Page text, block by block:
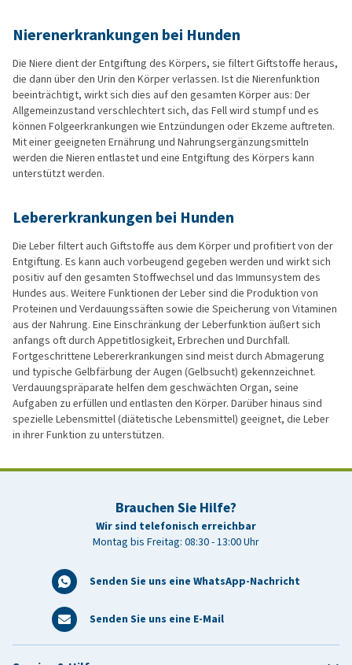
Nierenerkrankungen bei Hunden
Die Niere dient der Entgiftung des Körpers, sie filtert Giftstoffe heraus,
die dann über den Urin den Körper verlassen. Ist die Nierenfunktion
beeinträchtigt, wirkt sich dies auf den gesamten Körper aus: Der
Allgemeinzustand verschlechtert sich, das Fell wird stumpf und es
können Folgeerkrankungen wie Entzündungen oder Ekzeme auftreten.
Mit einer geeigneten Ernährung und Nahrungsergänzungsmitteln
werden die Nieren entlastet und eine Entgiftung des Körpers kann
unterstützt werden.
Lebererkrankungen bei Hunden
Die Leber filtert auch Giftstoffe aus dem Körper und profitiert von der
Entgiftung. Es kann auch vorbeugend gegeben werden und wirkt sich
positiv auf den gesamten Stoffwechsel und das Immunsystem des
Hundes aus. Weitere Funktionen der Leber sind die Produktion von
Proteinen und Verdauungssäften sowie die Speicherung von Vitaminen
aus der Nahrung. Eine Einschränkung der Leberfunktion äußert sich
anfangs oft durch Appetitlosigkeit, Erbrechen und Durchfall.
Fortgeschrittene Lebererkrankungen sind meist durch Abmagerung
und typische Gelbfärbung der Augen (Gelbsucht) gekennzeichnet.
Verdauungspräparate helfen dem geschwächten Organ, seine
Aufgaben zu erfüllen und entlasten den Körper. Darüber hinaus sind
spezielle Lebensmittel (diätetische Lebensmittel) geeignet, die Leber
in ihrer Funktion zu unterstützen.
Brauchen Sie Hilfe?
Wir sind telefonisch erreichbar
Montag bis Freitag: 08:30 - 13:00 Uhr
Senden Sie uns eine WhatsApp-Nachricht
Senden Sie uns eine E-Mail